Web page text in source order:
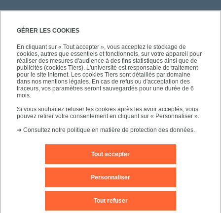
GÉRER LES COOKIES
En cliquant sur « Tout accepter », vous acceptez le stockage de
cookies, autres que essentiels et fonctionnels, sur votre appareil pour
réaliser des mesures d'audience à des fins statistiques ainsi que de
publicités (cookies Tiers). L'université est responsable de traitement
pour le site Internet. Les cookies Tiers sont détaillés par domaine
dans nos mentions légales. En cas de refus ou d'acceptation des
traceurs, vos paramètres seront sauvegardés pour une durée de 6
mois.
Si vous souhaitez refuser les cookies après les avoir acceptés, vous
pouvez retirer votre consentement en cliquant sur « Personnaliser ».
➜ Consultez notre politique en matière de protection des données.
Tout accepter
Tout refuser
Personnaliser
PRATIQUE
NOS FORMATIONS
Nous contacter
Plans d'accès Plan du site